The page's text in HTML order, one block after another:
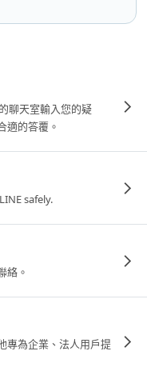
聊天室輸入您的疑
適的答覆。
safely.
絡。
專為企業、法人用戶提